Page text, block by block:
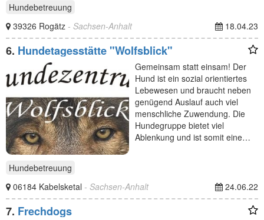
Hundebetreuung
39326 Rogätz - Sachsen-Anhalt 18.04.23
6. Hundetagesstätte "Wolfsblick"
Gemeinsam statt einsam! Der
Hund ist ein sozial orientiertes
Lebewesen und braucht neben
genügend Auslauf auch viel
menschliche Zuwendung. Die
Hundegruppe bietet viel
Ablenkung und ist somit eine…
Hundebetreuung
06184 Kabelsketal - Sachsen-Anhalt 24.06.22
7. Frechdogs